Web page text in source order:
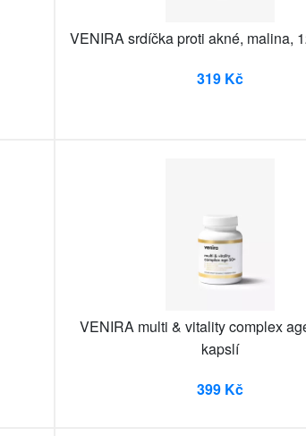
VENIRA srdíčka proti akné, malina,
319 Kč
VENIRA multi & vitality complex
kapslí
399 Kč